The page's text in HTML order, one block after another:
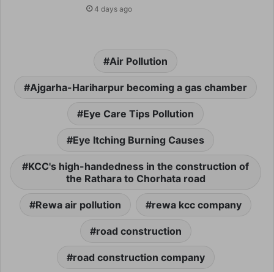
4 days ago
Air Pollution
Ajgarha-Hariharpur becoming a gas chamber
Eye Care Tips Pollution
Eye Itching Burning Causes
KCC's high-handedness in the construction of
the Rathara to Chorhata road
Rewa air pollution rewa kcc company
road construction
road construction company